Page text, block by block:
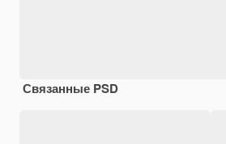
Связанные PSD